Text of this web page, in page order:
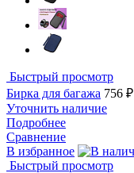
Быстрый просмотр
Бирка для багажа 756 ₽
Уточнить наличие
Подробнее
Сравнение
В избранное
Быстрый просмотр